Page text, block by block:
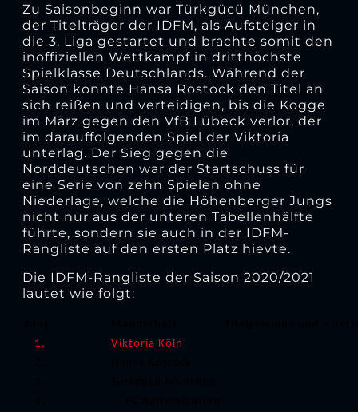
Zu Saisonbeginn war Türkgücü München,
der Titelträger der IDFM, als Aufsteiger in
die 3. Liga gestartet und brachte somit den
inoffiziellen Wettkampf in dritthöchste
Spielklasse Deutschlands. Während der
Saison konnte Hansa Rostock den Titel an
sich reißen und verteidigen, bis die Kogge
im März gegen den VfB Lübeck verlor, der
im darauffolgenden Spiel der Viktoria
unterlag. Der Sieg gegen die
Norddeutschen war der Startschuss für
eine Serie von zehn Spielen ohne
Niederlage, welche die Höhenberger Jungs
nicht nur aus der unteren Tabellenhälfte
führte, sondern sie auch in der IDFM-
Rangliste auf den ersten Platz hievte.
Die IDFM-Rangliste der Saison 2020/2021
lautet wie folgt:
1.
Viktoria Köln